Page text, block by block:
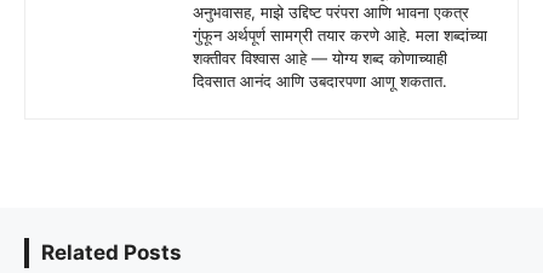
अनुभवासह, माझे उद्दिष्ट परंपरा आणि भावना एकत्र
गुंफून अर्थपूर्ण सामग्री तयार करणे आहे. मला शब्दांच्या
शक्तीवर विश्वास आहे — योग्य शब्द कोणाच्याही
दिवसात आनंद आणि उबदारपणा आणू शकतात.
Related Posts